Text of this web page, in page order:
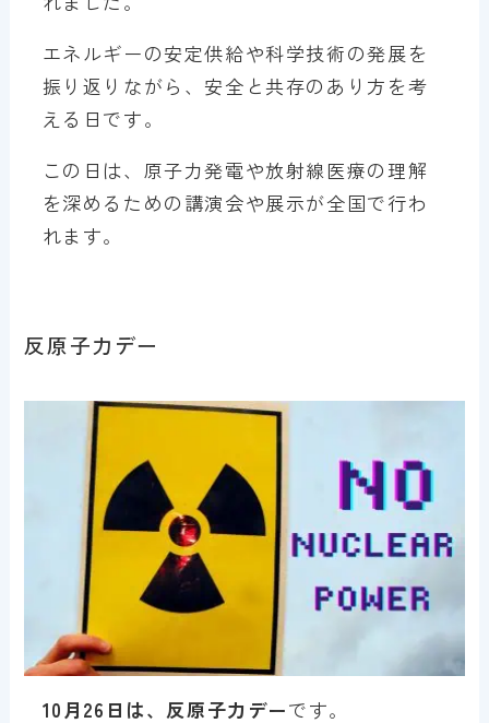
エネルギーの安定供給や科学技術の発展を
振り返りながら、安全と共存のあり方を考
える日です。
この日は、原子力発電や放射線医療の理解
を深めるための講演会や展示が全国で行わ
れます。
反原子力デー
10月26日は、反原子力デーです。